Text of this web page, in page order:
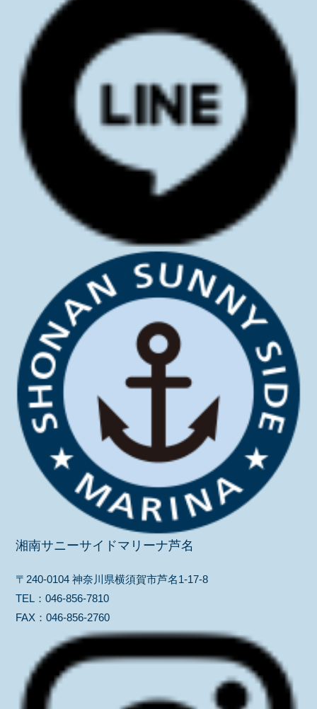
湘南サニーサイドマリーナ芦名
〒240-0104 神奈川県横須賀市芦名1-17-8
TEL：046-856-7810
FAX：046-856-2760